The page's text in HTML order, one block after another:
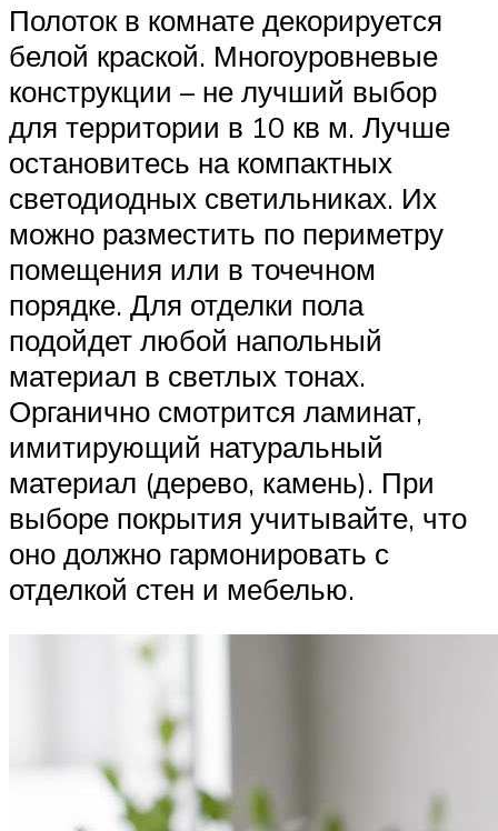
Полоток в комнате декорируется
белой краской. Многоуровневые
конструкции – не лучший выбор
для территории в 10 кв м. Лучше
остановитесь на компактных
светодиодных светильниках. Их
можно разместить по периметру
помещения или в точечном
порядке. Для отделки пола
подойдет любой напольный
материал в светлых тонах.
Органично смотрится ламинат,
имитирующий натуральный
материал (дерево, камень). При
выборе покрытия учитывайте, что
оно должно гармонировать с
отделкой стен и мебелью.